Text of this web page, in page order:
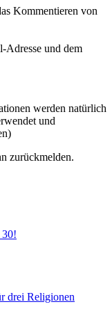
Kommentieren von
Adresse und dem
werden natürlich
und
zurückmelden.
drei Religionen